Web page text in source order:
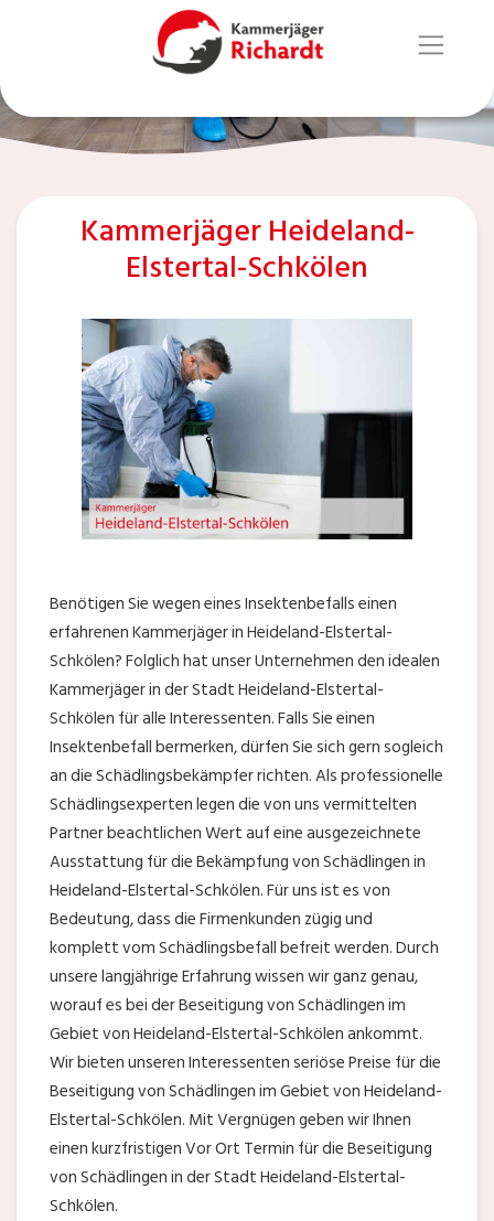
Kammerjäger Heideland-
Elstertal-Schkölen
Benötigen Sie wegen eines Insektenbefalls einen
erfahrenen Kammerjäger in Heideland-Elstertal-
Schkölen? Folglich hat unser Unternehmen den idealen
Kammerjäger in der Stadt Heideland-Elstertal-
Schkölen für alle Interessenten. Falls Sie einen
Insektenbefall bermerken, dürfen Sie sich gern sogleich
an die Schädlingsbekämpfer richten. Als professionelle
Schädlingsexperten legen die von uns vermittelten
Partner beachtlichen Wert auf eine ausgezeichnete
Ausstattung für die Bekämpfung von Schädlingen in
Heideland-Elstertal-Schkölen. Für uns ist es von
Bedeutung, dass die Firmenkunden zügig und
komplett vom Schädlingsbefall befreit werden. Durch
unsere langjährige Erfahrung wissen wir ganz genau,
worauf es bei der Beseitigung von Schädlingen im
Gebiet von Heideland-Elstertal-Schkölen ankommt.
Wir bieten unseren Interessenten seriöse Preise für die
Beseitigung von Schädlingen im Gebiet von Heideland-
Elstertal-Schkölen. Mit Vergnügen geben wir Ihnen
einen kurzfristigen Vor Ort Termin für die Beseitigung
von Schädlingen in der Stadt Heideland-Elstertal-
Schkölen.